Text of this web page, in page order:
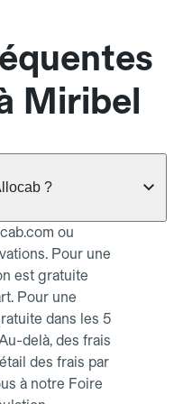
Miribel
?
ou
Pour une
est gratuite
Pour une
dans les 5
delà, des frais
des frais par
à notre Foire